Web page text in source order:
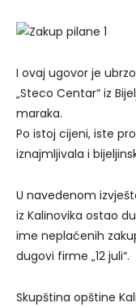
I ovaj ugovor je
„Steco Centar“ iz
maraka.
Po istoj cijeni, iste
iznajmljivala i
U navedenom
iz Kalinovika ostao
ime neplaćenih
dugovi firme „12 juli“.
Skupština opštine